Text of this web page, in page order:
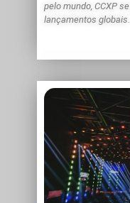
pelo mundo, CCXP
lançamentos globais.